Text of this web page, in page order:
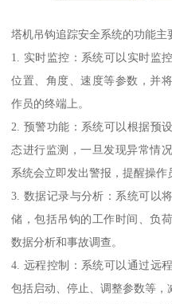
塔机吊钩追踪安全系统的功能主
1. 实时监控：系统可以实时监
位置、角度、速度等参数，并
作员的终端上。
2. 预警功能：系统可以根据预
态进行监测，一旦发现异常情
系统会立即发出警报，提醒操作
3. 数据记录与分析：系统可以
储，包括吊钩的工作时间、负
数据分析和事故调查。
4. 远程控制：系统可以通过远
包括启动、停止、调整参数等，